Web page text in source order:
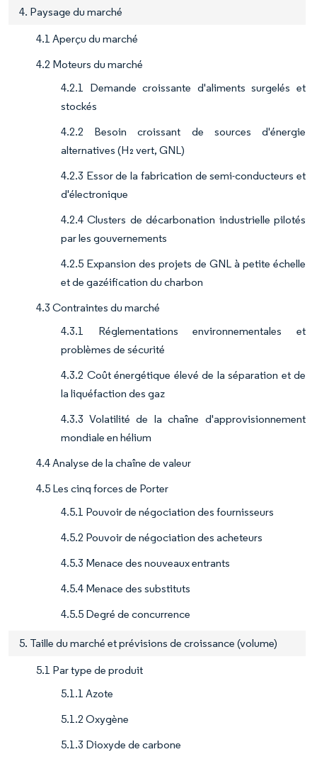
4. Paysage du marché
4.1 Aperçu du marché
4.2 Moteurs du marché
4.2.1 Demande croissante d'aliments surgelés et
stockés
4.2.2 Besoin croissant de sources d'énergie
alternatives (H₂ vert, GNL)
4.2.3 Essor de la fabrication de semi-conducteurs et
d'électronique
4.2.4 Clusters de décarbonation industrielle pilotés
par les gouvernements
4.2.5 Expansion des projets de GNL à petite échelle
et de gazéification du charbon
4.3 Contraintes du marché
4.3.1 Réglementations environnementales et
problèmes de sécurité
4.3.2 Coût énergétique élevé de la séparation et de
la liquéfaction des gaz
4.3.3 Volatilité de la chaîne d'approvisionnement
mondiale en hélium
4.4 Analyse de la chaîne de valeur
4.5 Les cinq forces de Porter
4.5.1 Pouvoir de négociation des fournisseurs
4.5.2 Pouvoir de négociation des acheteurs
4.5.3 Menace des nouveaux entrants
4.5.4 Menace des substituts
4.5.5 Degré de concurrence
5. Taille du marché et prévisions de croissance (volume)
5.1 Par type de produit
5.1.1 Azote
5.1.2 Oxygène
5.1.3 Dioxyde de carbone